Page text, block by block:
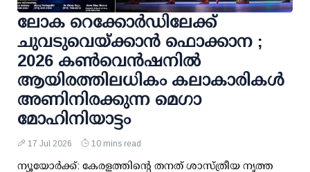
ലോക റെക്കോര്‍ഡിലേക്ക്
ചുവടുവെയ്ക്കാന്‍ ഫൊക്കാന ;
2026 കണ്‍വെന്‍ഷനില്‍
ആയിരത്തിലധികം കലാകാരികള്‍
അണിനിരക്കുന്ന മെഗാ
മോഹിനിയാട്ടം
17 Jul 2026 10 mins read
ന്യൂയോര്‍ക്ക്: കേരളത്തിന്റെ തനത് ശാസ്ത്രീയ നൃത്ത